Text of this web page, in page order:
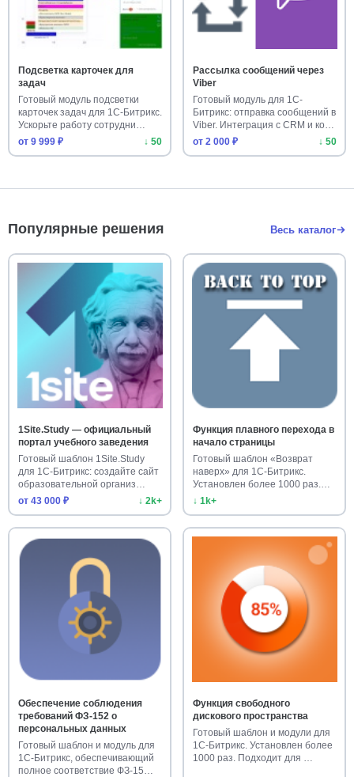
Подсветка карточек для
задач
Готовый модуль подсветки
карточек задач для 1С-Битрикс.
Ускорьте работу сотрудни…
от 9 999 ₽
↓ 50
Рассылка сообщений через
Viber
Готовый модуль для 1С-
Битрикс: отправка сообщений в
Viber. Интеграция с CRM и ко…
от 2 000 ₽
↓ 50
Популярные решения Весь каталог
1Site.Study — официальный
портал учебного заведения
Готовый шаблон 1Site.Study
для 1С-Битрикс: создайте сайт
образовательной организ…
от 43 000 ₽
↓ 2k+
Функция плавного перехода в
начало страницы
Готовый шаблон «Возврат
наверх» для 1С-Битрикс.
Установлен более 1000 раз.
Улучш…
↓ 1k+
Обеспечение соблюдения
требований ФЗ-152 о
персональных данных
Готовый шаблон и модуль для
1С-Битрикс, обеспечивающий
полное соответствие ФЗ-15…
Функция свободного
дискового пространства
Готовый шаблон и модули для
1С-Битрикс. Установлен более
1000 раз. Подходит для …